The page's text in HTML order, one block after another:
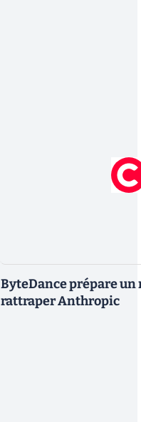
ByteDance prépare un
rattraper Anthropic